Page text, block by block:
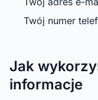
Twój numer
Jak
informacje